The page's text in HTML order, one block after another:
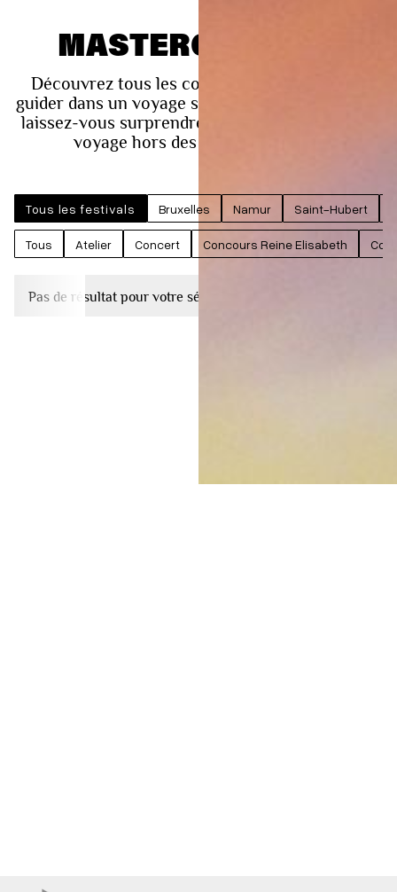
MASTERCLASSES
Découvrez tous les concerts et laissez-vous
guider dans un voyage sonore. Ouvrez vos sens,
laissez-vous surprendre et embarquez pour un
voyage hors des sentiers battus !
Tous les festivals Bruxelles Namur Saint-Hubert
Tous Atelier Concert Concours Reine Elisabeth
Pas de résultat pour votre sélection.